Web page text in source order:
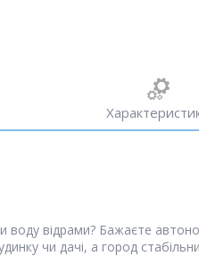
воду відрами? Бажаєте
чи дачі, а город